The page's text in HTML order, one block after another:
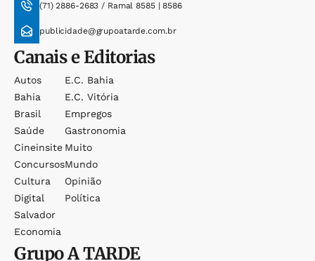
(71) 2886-2683 / Ramal 8585 | 8586
publicidade@grupoatarde.com.br
Canais e Editorias
Autos
Bahia
Brasil
Saúde
Cineinsite
Concursos
Cultura
Digital
Salvador
Economia
E.c. Bahia
E.c. Vitória
Empregos
Gastronomia
Muito
Mundo
Opinião
Política
GrupoA TARDE